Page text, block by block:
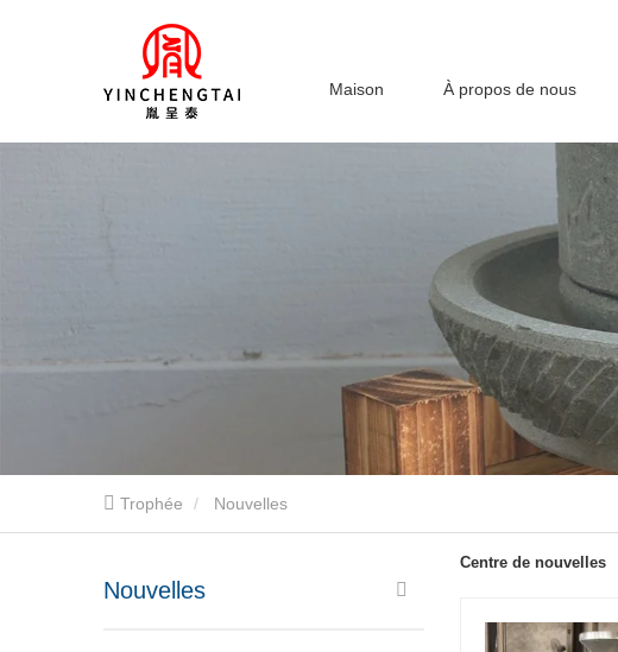
Maison À propos de nous
Trophée Nouvelles
Nouvelles
Centre de nouvelles